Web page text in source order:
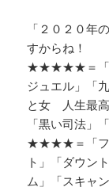
「２０２０年
すからね！
★★★★★＝「ジ
ジュエル」「
と女 人生最
「黒い司法」
★★★★＝「フ
ト」「ダウン
ム」「スキャ